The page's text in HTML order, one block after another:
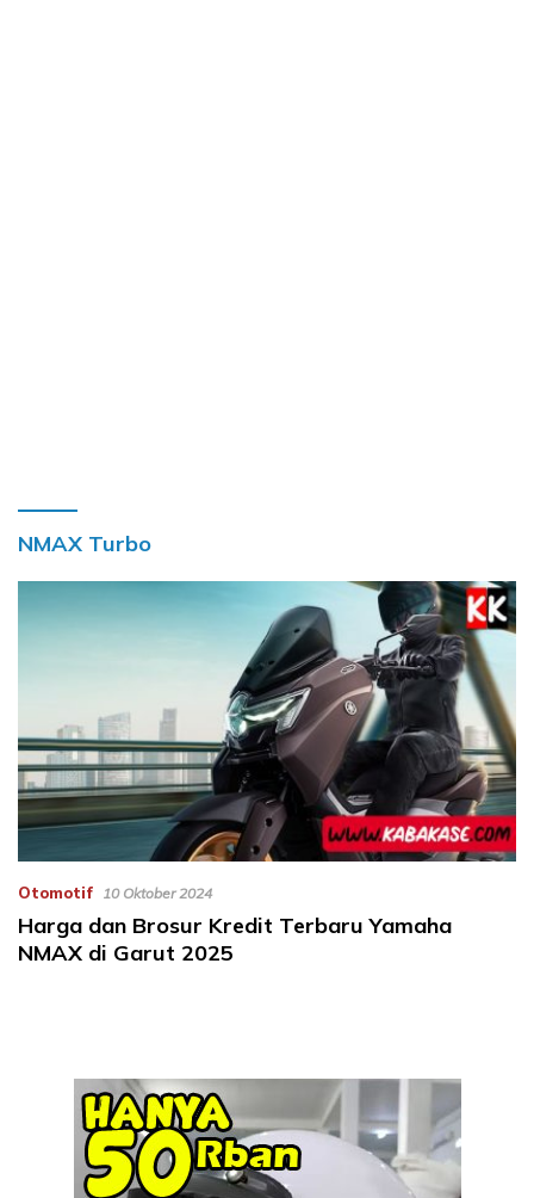
NMAX Turbo
Otomotif 10 Oktober 2024
Harga dan Brosur Kredit Terbaru Yamaha
NMAX di Garut 2025